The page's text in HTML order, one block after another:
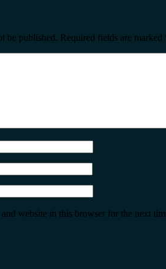
be published. Required fields are marked
website in this browser for the next